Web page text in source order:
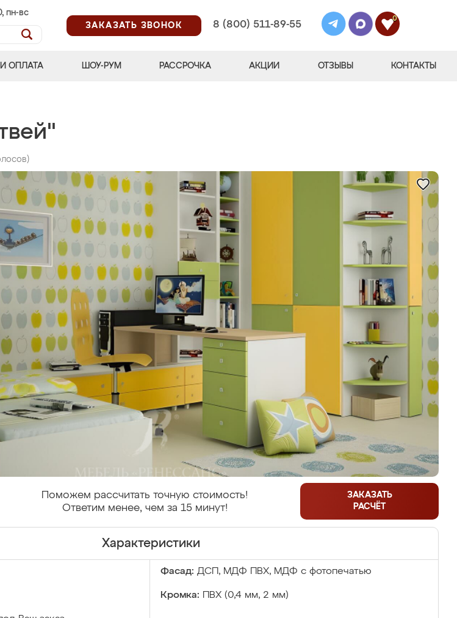
пн-вс
ЗАКАЗАТЬ ЗВОНОК
8 (800) 511-89-55
0
ОПЛАТА ШОУ-РУМ РАССРОЧКА АКЦИИ ОТЗЫВЫ КОНТАКТЫ
Поможем рассчитать точную стоимость!
Ответим менее, чем за 15 минут!
ЗАКАЗАТЬ
РАСЧЁТ
Характеристики
Фасад: ДСП, МДФ ПВХ, МДФ с фотопечатью
Кромка: ПВХ (0,4 мм, 2 мм)